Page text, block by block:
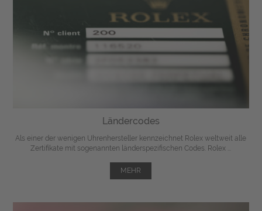
Ländercodes
Als einer der wenigen Uhrenhersteller kennzeichnet Rolex weltweit alle
Zertifikate mit sogenannten länderspezifischen Codes. Rolex ...
MEHR